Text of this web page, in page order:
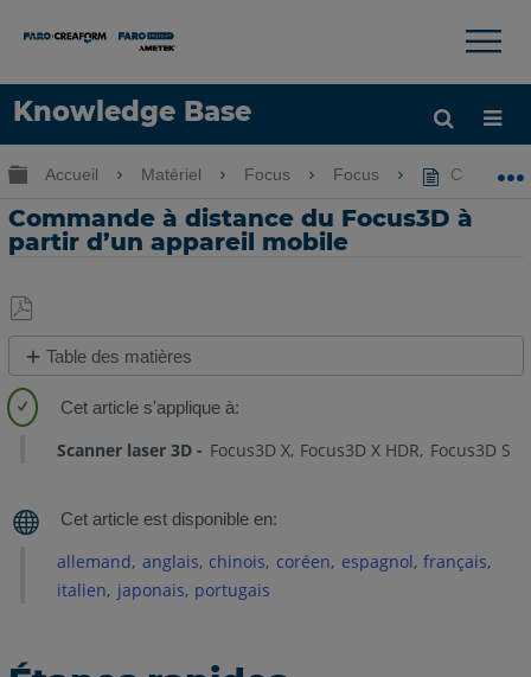
Knowledge Base
LANGUE
×
Développer/réduire la hiérarchie globale
Accueil Matériel Focus Focus
Commande à distance du Focus3D à
partir d’un appareil mobile
Enregistrer
en
tant
que
Table des matières
rapides
Aperçu
vous
que
utilise
Scanner laser 3D Focus3D X Focus3D X HDR Focus3D S
allemand anglais chinois coréen espagnol français
italien japonais portugais